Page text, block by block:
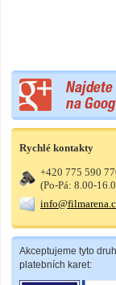
Rychlé kontakty
+420 775 590
(Po-Pá: 8.00-
Akceptujeme tyto
platebních karet: